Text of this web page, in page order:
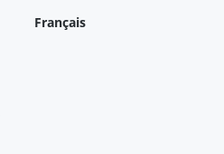
Français